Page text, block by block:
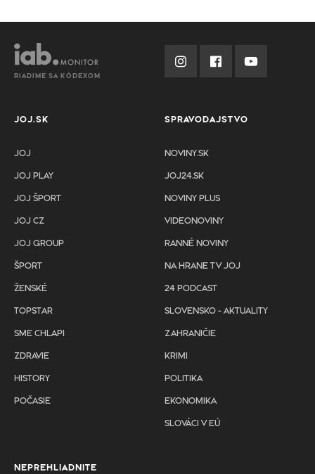
RIADIME SA KÓDEXOM
JOJ.SK
JOJ
JOJ PLAY
JOJ ŠPORT
JOJ CZ
JOJ GROUP
ŠPORT
ŽENSKÉ
TOPSTAR
SME CHLAPI
ZDRAVIE
HISTORY
POČASIE
SPRAVODAJSTVO
NOVINY.SK
JOJ24.SK
NOVINY PLUS
VIDEONOVINY
RANNÉ NOVINY
NA HRANE TV JOJ
24 PODCAST
SLOVENSKO - AKTUALITY
ZAHRANIČIE
KRIMI
POLITIKA
EKONOMIKA
SLOVÁCI V EÚ
NEPREHLIADNITE